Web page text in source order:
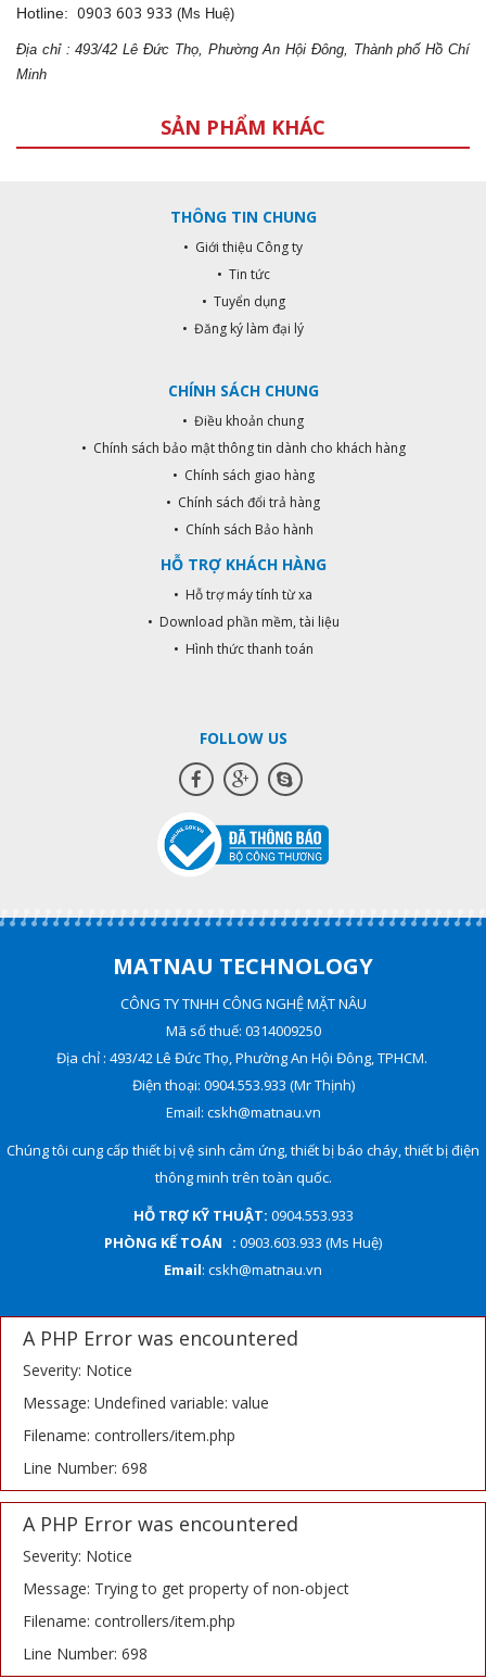
Hotline: 0903 603 933 (Ms Huệ)
Địa chỉ : 493/42 Lê Đức Thọ, Phường An Hội Đông, Thành phố Hồ Chí
Minh
SẢN PHẨM KHÁC
THÔNG TIN CHUNG
• Giới thiệu Công ty
• Tin tức
• Tuyển dụng
• Đăng ký làm đại lý
CHÍNH SÁCH CHUNG
• Điều khoản chung
• Chính sách bảo mật thông tin dành cho khách hàng
• Chính sách giao hàng
• Chính sách đổi trả hàng
• Chính sách Bảo hành
HỖ TRỢ KHÁCH HÀNG
• Hỗ trợ máy tính từ xa
• Download phần mềm, tài liệu
• Hình thức thanh toán
FOLLOW US
MATNAU TECHNOLOGY
CÔNG TY TNHH CÔNG NGHỆ MẶT NÂU
Mã số thuế: 0314009250
Địa chỉ : 493/42 Lê Đức Thọ, Phường An Hội Đông, TPHCM.
Điện thoại: 0904.553.933 (Mr Thịnh)
Email: cskh@matnau.vn
Chúng tôi cung cấp thiết bị vệ sinh cảm ứng, thiết bị báo cháy, thiết bị điện
thông minh trên toàn quốc.
HỖ TRỢ KỸ THUẬT: 0904.553.933
PHÒNG KẾ TOÁN : 0903.603.933 (Ms Huệ)
Email: cskh@matnau.vn
A PHP Error was encountered
Severity: Notice
Message: Undefined variable: value
Filename: controllers/item.php
Line Number: 698
A PHP Error was encountered
Severity: Notice
Message: Trying to get property of non-object
Filename: controllers/item.php
Line Number: 698